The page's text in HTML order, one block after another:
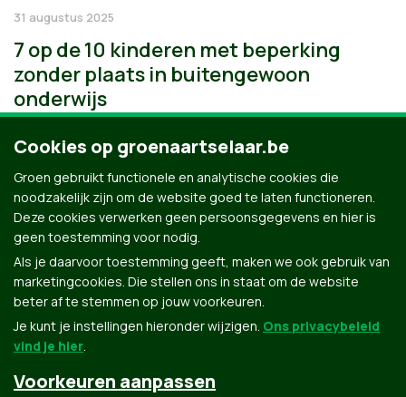
31 augustus 2025
7 op de 10 kinderen met beperking
zonder plaats in buitengewoon
onderwijs
Groen.be
Cookies op groenaartselaar.be
Groen gebruikt functionele en analytische cookies die
noodzakelijk zijn om de website goed te laten functioneren.
Deze cookies verwerken geen persoonsgegevens en hier is
geen toestemming voor nodig.
Als je daarvoor toestemming geeft, maken we ook gebruik van
marketingcookies. Die stellen ons in staat om de website
beter af te stemmen op jouw voorkeuren.
Je kunt je instellingen hieronder wijzigen. Ons privacybeleid
vind je hier.
Voorkeuren aanpassen